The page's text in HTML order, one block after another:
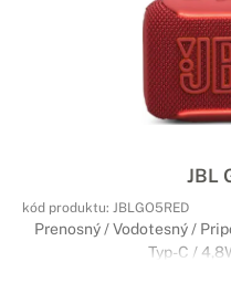
JBL
kód produktu: JBLGO5RED
Prenosný / Vodotesný /
Typ-C /